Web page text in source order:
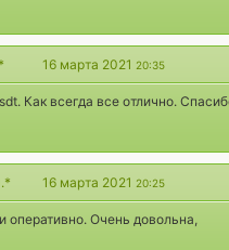
16 марта 2021 20:35
Как всегда все отлично.
16 марта 2021 20:25
оперативно. Очень довольна,